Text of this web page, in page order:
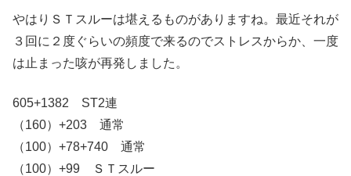
やはりＳＴスルーは堪えるものがありますね。最近それが
３回に２度ぐらいの頻度で来るのでストレスからか、一度
は止まった咳が再発しました。
605+1382 ST2連
（160）+203 通常
（100）+78+740 通常
（100）+99 ＳＴスルー